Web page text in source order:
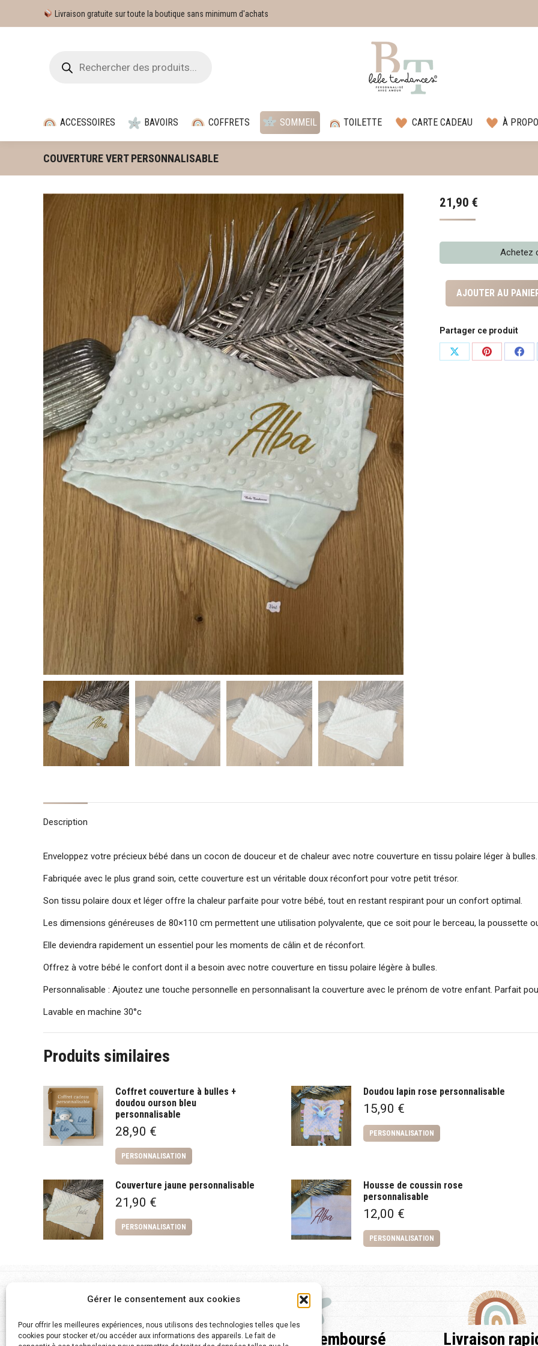
Gérer le consentement aux cookies
Pour offrir les meilleures expériences, nous utilisons des technologies telles que les
cookies pour stocker et/ou accéder aux informations des appareils. Le fait de
Livraison gratuite sur toute la boutique sans minimum d'achats
ACCESSOIRES BAVOIRS COFFRETS SOMMEIL TOILETTE CARTE CADEAU À
COUVERTURE VERT PERSONNALISABLE
21,90 €
Achetez
AJOUTER AU
Partager ce produit
PartagerPartager
Description
Enveloppez votre précieux bébé dans un cocon de douceur et de chaleur avec notre couverture en tissu polaire léger à bulles.
Fabriquée avec le plus grand soin, cette couverture est un véritable doux réconfort pour votre petit trésor.
Son tissu polaire doux et léger offre la chaleur parfaite pour votre bébé, tout en restant respirant pour un confort optimal.
Les dimensions généreuses de 80×110 cm permettent une utilisation polyvalente, que ce soit pour le berceau, la poussette
Elle deviendra rapidement un essentiel pour les moments de câlin et de réconfort.
Offrez à votre bébé le confort dont il a besoin avec notre couverture en tissu polaire légère à bulles.
Personnalisable : Ajoutez une touche personnelle en personnalisant la couverture avec le prénom de votre enfant. Parfait
Lavable en machine 30°c
Produits similaires
Coffret couverture à bulles +
doudou ourson bleu
personnalisable
28,90 €
PERSONNALISATION
Doudou lapin rose personnalisable
15,90 €
PERSONNALISATION
Couverture jaune personnalisable
21,90 €
PERSONNALISATION
Housse de coussin rose
personnalisable
12,00 €
PERSONNALISATION
Paiement sécurisé Satisfait ou remboursé Livraison